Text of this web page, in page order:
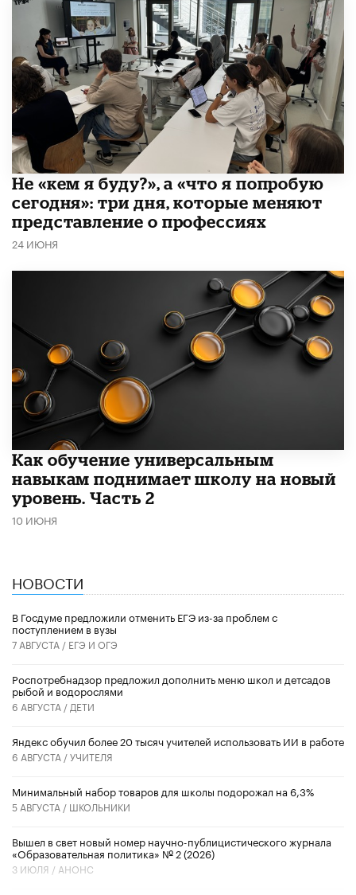
Не «кем я буду?», а «что я попробую
сегодня»: три дня, которые меняют
представление о профессиях
24 ИЮНЯ
​Как обучение универсальным
навыкам поднимает школу на новый
уровень. Часть 2
10 ИЮНЯ
НОВОСТИ
В Госдуме предложили отменить ЕГЭ из-за проблем с
поступлением в вузы
7 АВГУСТА / ЕГЭ И ОГЭ
Роспотребнадзор предложил дополнить меню школ и детсадов
рыбой и водорослями
6 АВГУСТА / ДЕТИ
​Яндекс обучил более 20 тысяч учителей использовать ИИ в работе
6 АВГУСТА /УЧИТЕЛЯ
Минимальный набор товаров для школы подорожал на 6,3%
5 АВГУСТА / ШКОЛЬНИКИ
Вышел в свет новый номер научно-публицистического журнала
«Образовательная политика» № 2 (2026)
3 ИЮЛЯ / АНОНС